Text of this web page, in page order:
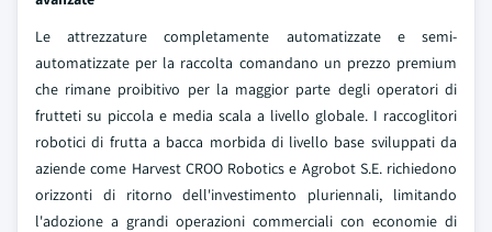
Le attrezzature completamente automatizzate e semi-
automatizzate per la raccolta comandano un prezzo premium
che rimane proibitivo per la maggior parte degli operatori di
frutteti su piccola e media scala a livello globale. I raccoglitori
robotici di frutta a bacca morbida di livello base sviluppati da
aziende come Harvest CROO Robotics e Agrobot S.E. richiedono
orizzonti di ritorno dell'investimento pluriennali, limitando
l'adozione a grandi operazioni commerciali con economie di